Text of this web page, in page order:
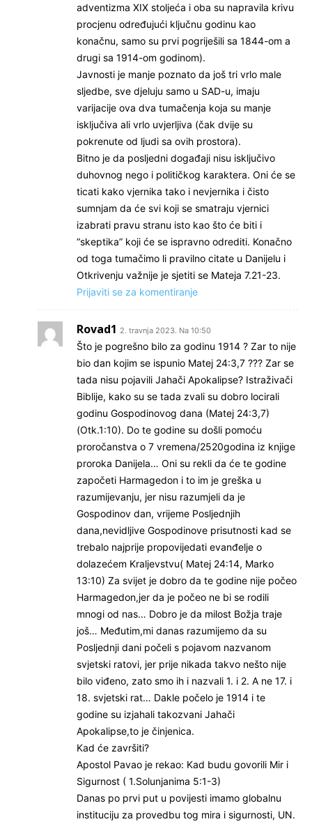
adventizma XIX stoljeća i oba su napravila krivu
procjenu određujući ključnu godinu kao
konačnu, samo su prvi pogriješili sa 1844-om a
drugi sa 1914-om godinom).
Javnosti je manje poznato da još tri vrlo male
sljedbe, sve djeluju samo u SAD-u, imaju
varijacije ova dva tumačenja koja su manje
isključiva ali vrlo uvjerljiva (čak dvije su
pokrenute od ljudi sa ovih prostora).
Bitno je da posljedni događaji nisu isključivo
duhovnog nego i političkog karaktera. Oni će se
ticati kako vjernika tako i nevjernika i čisto
sumnjam da će svi koji se smatraju vjernici
izabrati pravu stranu isto kao što će biti i
“skeptika” koji će se ispravno odrediti. Konačno
od toga tumačimo li pravilno citate u Danijelu i
Otkrivenju važnije je sjetiti se Mateja 7.21-23.
Prijaviti se za komentiranje
Rovad1 2. travnja 2023. Na 10:50
Što je pogrešno bilo za godinu 1914 ? Zar to nije
bio dan kojim se ispunio Matej 24:3,7 ??? Zar se
tada nisu pojavili Jahači Apokalipse? Istraživači
Biblije, kako su se tada zvali su dobro locirali
godinu Gospodinovog dana (Matej 24:3,7)
(Otk.1:10). Do te godine su došli pomoću
proročanstva o 7 vremena/2520godina iz knjige
proroka Danijela… Oni su rekli da će te godine
započeti Harmagedon i to im je greška u
razumijevanju, jer nisu razumjeli da je
Gospodinov dan, vrijeme Posljednjih
dana,nevidljive Gospodinove prisutnosti kad se
trebalo najprije propovijedati evanđelje o
dolazećem Kraljevstvu( Matej 24:14, Marko
13:10) Za svijet je dobro da te godine nije počeo
Harmagedon,jer da je počeo ne bi se rodili
mnogi od nas… Dobro je da milost Božja traje
još… Međutim,mi danas razumijemo da su
Posljednji dani počeli s pojavom nazvanom
svjetski ratovi, jer prije nikada takvo nešto nije
bilo viđeno, zato smo ih i nazvali 1. i 2. A ne 17. i
18. svjetski rat… Dakle počelo je 1914 i te
godine su izjahali takozvani Jahači
Apokalipse,to je činjenica.
Kad će završiti?
Apostol Pavao je rekao: Kad budu govorili Mir i
Sigurnost ( 1.Solunjanima 5:1-3)
Danas po prvi put u povijesti imamo globalnu
instituciju za provedbu tog mira i sigurnosti, UN.